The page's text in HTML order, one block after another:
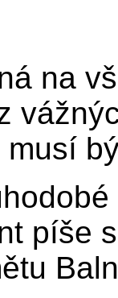
na
píše